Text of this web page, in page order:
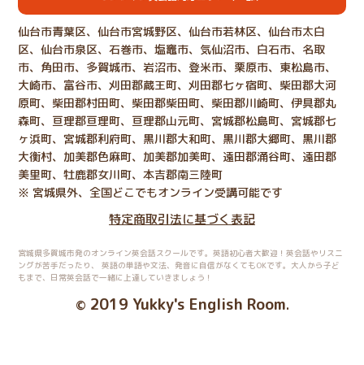
仙台市青葉区、仙台市宮城野区、仙台市若林区、仙台市太白
区、仙台市泉区、石巻市、塩竈市、気仙沼市、白石市、名取
市、角田市、多賀城市、岩沼市、登米市、栗原市、東松島市、
大崎市、富谷市、刈田郡蔵王町、刈田郡七ヶ宿町、柴田郡大河
原町、柴田郡村田町、柴田郡柴田町、柴田郡川崎町、伊具郡丸
森町、亘理郡亘理町、亘理郡山元町、宮城郡松島町、宮城郡七
ヶ浜町、宮城郡利府町、黒川郡大和町、黒川郡大郷町、黒川郡
大衡村、加美郡色麻町、加美郡加美町、遠田郡涌谷町、遠田郡
美里町、牡鹿郡女川町、本吉郡南三陸町
※ 宮城県外、全国どこでもオンライン受講可能です
特定商取引法に基づく表記
宮城県多賀城市発のオンライン英会話スクールです。英語初心者大歓迎！英会話やリスニ
ングが苦手だったり、
英語の単語や文法、発音に自信がなくてもOKです。大人から子ど
もまで、日常英会話で一緒に上達していきましょう！
© 2019 Yukky's English Room.